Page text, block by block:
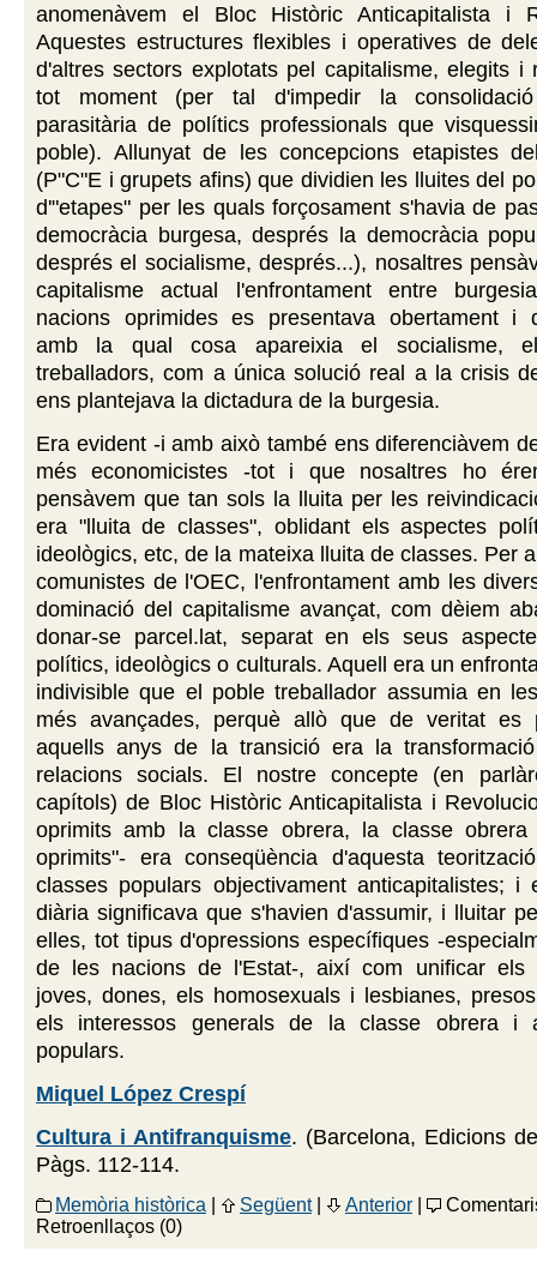
anomenàvem el Bloc Històric Anticapitalista i
Aquestes estructures flexibles i operatives de
d'altres sectors explotats pel capitalisme, elegits i
tot moment (per tal d'impedir la
parasitària de polítics professionals que
poble). Allunyat de les concepcions etapistes
(P"C"E i grupets afins) que dividien les lluites del
d'"etapes" per les quals forçosament s'havia de
democràcia burgesa, després la democràcia
després el socialisme, després...), nosaltres
capitalisme actual l'enfrontament entre
nacions oprimides es presentava obertament i
amb la qual cosa apareixia el socialisme,
treballadors, com a única solució real a la crisis
ens plantejava la dictadura de la burgesia.
Era evident -i amb això també ens diferenciàvem
més economicistes -tot i que nosaltres ho
pensàvem que tan sols la lluita per les
era "lluita de classes", oblidant els aspectes
ideològics, etc, de la mateixa lluita de classes. Per
comunistes de l'OEC, l'enfrontament amb les
dominació del capitalisme avançat, com dèiem
donar-se parcel.lat, separat en els seus
polítics, ideològics o culturals. Aquell era un
indivisible que el poble treballador assumia en
més avançades, perquè allò que de veritat es
aquells anys de la transició era la
relacions socials. El nostre concepte (en
capítols) de Bloc Històric Anticapitalista i
oprimits amb la classe obrera, la classe
oprimits"- era conseqüència d'aquesta
classes populars objectivament anticapitalistes; i
diària significava que s'havien d'assumir, i lluitar
elles, tot tipus d'opressions específiques -
de les nacions de l'Estat-, així com unificar els
joves, dones, els homosexuals i lesbianes,
els interessos generals de la classe obrera i
populars.
Miquel López Crespí
Cultura i Antifranquisme. (Barcelona, Edicions
Pàgs. 112-114.
Memòria històrica Següent| Anterior
Retroenllaços (0)